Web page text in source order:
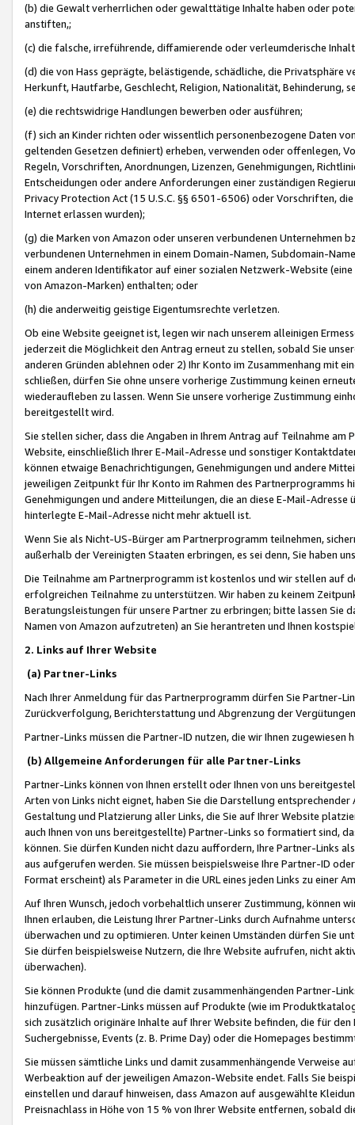
(b) die Gewalt verherrlichen oder gewalttätige Inhalte haben oder
anstiften,;
(c) die falsche, irreführende, diffamierende oder verleumderische
(d) die von Hass geprägte, belästigende, schädliche, die Privatsphäre
Herkunft, Hautfarbe, Geschlecht, Religion, Nationalität, Behinderung,
(e) die rechtswidrige Handlungen bewerben oder ausführen;
(f) sich an Kinder richten oder wissentlich personenbezogene Daten
geltenden Gesetzen definiert) erheben, verwenden oder offenlegen,
Regeln, Vorschriften, Anordnungen, Lizenzen, Genehmigungen,
Entscheidungen oder andere Anforderungen einer zuständigen
Privacy Protection Act (15 U.S.C. §§ 6501-6506) oder Vorschriften,
Internet erlassen wurden);
(g) die Marken von Amazon oder unseren verbundenen Unternehmen
verbundenen Unternehmen in einem Domain-Namen, Subdomain-
einem anderen Identifikator auf einer sozialen Netzwerk-Website
von Amazon-Marken) enthalten; oder
(h) die anderweitig geistige Eigentumsrechte verletzen.
Ob eine Website geeignet ist, legen wir nach unserem alleinigen
jederzeit die Möglichkeit den Antrag erneut zu stellen, sobald Sie
anderen Gründen ablehnen oder 2) Ihr Konto im Zusammenhang mit
schließen, dürfen Sie ohne unsere vorherige Zustimmung keinen
wiederaufleben zu lassen. Wenn Sie unsere vorherige Zustimmung
bereitgestellt wird.
Sie stellen sicher, dass die Angaben in Ihrem Antrag auf Teilnahme
Website, einschließlich Ihrer E-Mail-Adresse und sonstiger
können etwaige Benachrichtigungen, Genehmigungen und andere
jeweiligen Zeitpunkt für Ihr Konto im Rahmen des Partnerprogramms
Genehmigungen und andere Mitteilungen, die an diese E-Mail-
hinterlegte E-Mail-Adresse nicht mehr aktuell ist.
Wenn Sie als Nicht-US-Bürger am Partnerprogramm teilnehmen,
außerhalb der Vereinigten Staaten erbringen, es sei denn, Sie haben
Die Teilnahme am Partnerprogramm ist kostenlos und wir stellen auf
erfolgreichen Teilnahme zu unterstützen. Wir haben zu keinem
Beratungsleistungen für unsere Partner zu erbringen; bitte lassen Sie
Namen von Amazon aufzutreten) an Sie herantreten und Ihnen
2. Links auf Ihrer Website
(a) Partner-Links
Nach Ihrer Anmeldung für das Partnerprogramm dürfen Sie Partner-
Zurückverfolgung, Berichterstattung und Abgrenzung der
Partner-Links müssen die Partner-ID nutzen, die wir Ihnen zugewiesen
(b) Allgemeine Anforderungen für alle Partner-Links
Partner-Links können von Ihnen erstellt oder Ihnen von uns
Arten von Links nicht eignet, haben Sie die Darstellung
Gestaltung und Platzierung aller Links, die Sie auf Ihrer Website
auch Ihnen von uns bereitgestellte) Partner-Links so formatiert sind,
können. Sie dürfen Kunden nicht dazu auffordern, Ihre Partner-Links
aus aufgerufen werden. Sie müssen beispielsweise Ihre Partner-ID
Format erscheint) als Parameter in die URL eines jeden Links zu einer
Auf Ihren Wunsch, jedoch vorbehaltlich unserer Zustimmung, können
Ihnen erlauben, die Leistung Ihrer Partner-Links durch Aufnahme
überwachen und zu optimieren. Unter keinen Umständen dürfen Sie
Sie dürfen beispielsweise Nutzern, die Ihre Website aufrufen, nicht
überwachen).
Sie können Produkte (und die damit zusammenhängenden Partner-
hinzufügen. Partner-Links müssen auf Produkte (wie im
sich zusätzlich originäre Inhalte auf Ihrer Website befinden, die für
Suchergebnisse, Events (z. B. Prime Day) oder die Homepages
Sie müssen sämtliche Links und damit zusammenhängende
Werbeaktion auf der jeweiligen Amazon-Website endet. Falls Sie
einstellen und darauf hinweisen, dass Amazon auf ausgewählte
Preisnachlass in Höhe von 15 % von Ihrer Website entfernen, sobald